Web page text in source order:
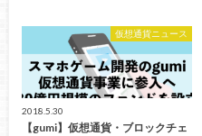
仮想通貨ニュース
2018.5.30
【gumi】仮想通貨・ブロックチェ